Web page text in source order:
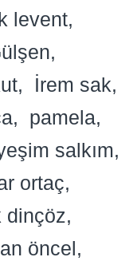
levent
İrem sak
pamela
salkım
ortaç
dinçöz
öncel